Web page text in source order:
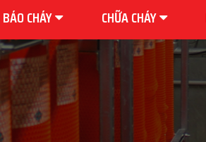
BÁO CHÁY CHỮA CHÁY